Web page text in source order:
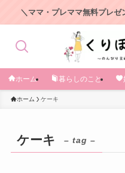
＼ママ・プレママ無料プレゼ
ホーム 暮らしのこと
ホーム ケーキ
ケーキ – tag –